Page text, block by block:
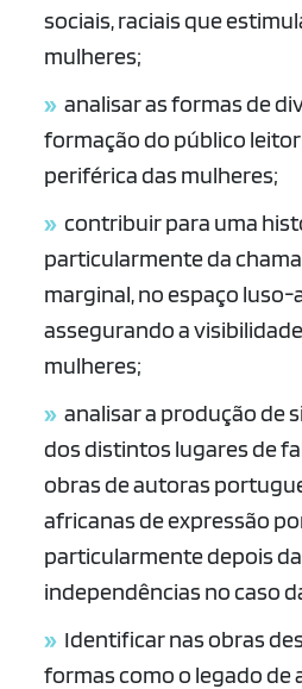
sociais, raciais que
mulheres;
analisar as formas de
formação do público
periférica das mulheres;
contribuir para uma
particularmente da
marginal, no espaço
assegurando a
mulheres;
analisar a produção de
dos distintos lugares de
obras de autoras
africanas de expressão
particularmente depois
independências no caso
Identificar nas obras
formas como o legado de